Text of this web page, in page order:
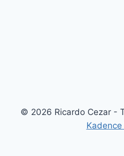
© 2026 Ricardo Cezar -
Kadence